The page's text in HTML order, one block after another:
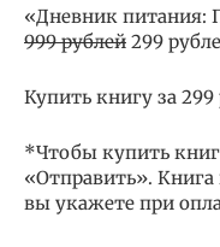
«Дневник питания:
999 рублей 299
Купить книгу за 299
*Чтобы купить
«Отправить».
вы укажете при